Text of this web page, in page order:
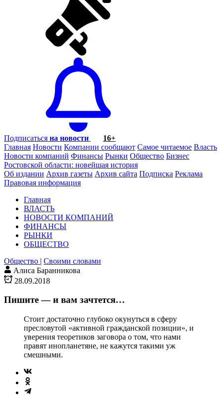
Подписаться на новости
16+
Главная Новости Компании сообщают Самое читаемое Власть
Новости компаний Финансы Рынки Общество Бизнес
Ростовской области: новейшая история
Об издании Архив газеты Архив сайта Подписка Реклама
Правовая информация
Главная
ВЛАСТЬ
НОВОСТИ КОМПАНИЙ
ФИНАНСЫ
РЫНКИ
ОБЩЕСТВО
Общество | Своими словами
Алиса Баранникова
28.09.2018
Пишите — и вам зачтется…
Стоит достаточно глубоко окунуться в сферу
пресловутой «активной гражданской позиции», и
уверения теоретиков заговора о том, что нами
правят инопланетяне, не кажутся такими уж
смешными.